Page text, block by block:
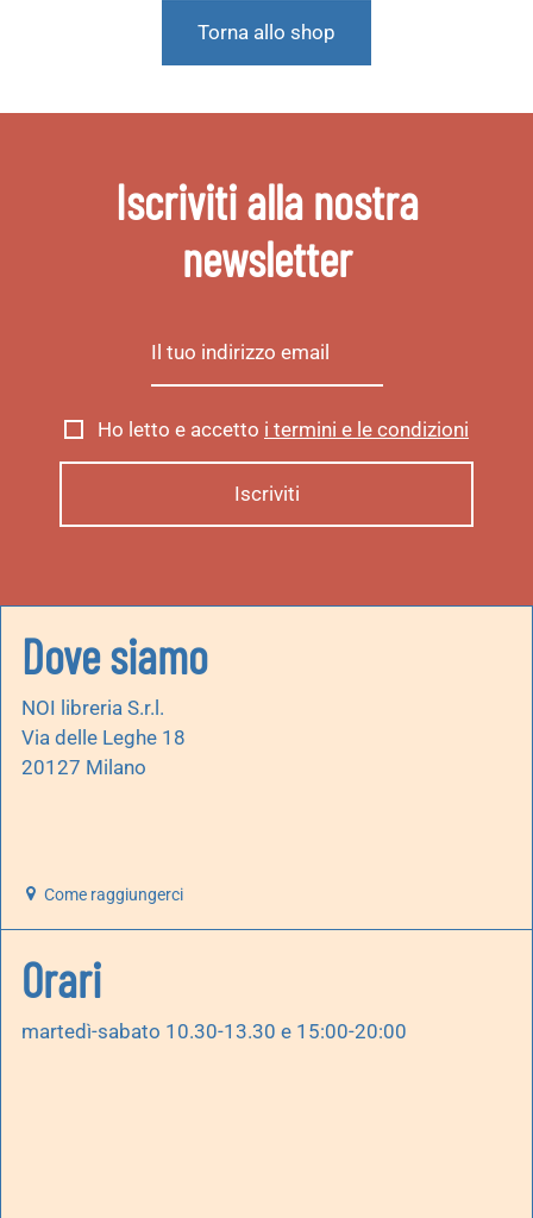
Torna allo shop
Iscriviti alla nostra
newsletter
Ho letto e accetto i termini e le condizioni
Dove siamo
NOI libreria S.r.l.
Via delle Leghe 18
20127 Milano
Come raggiungerci
Orari
martedì-sabato 10.30-13.30 e 15:00-20:00